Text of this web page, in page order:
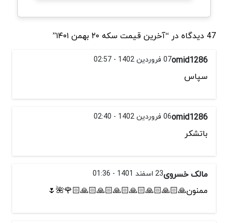
47 دیدگاه در “آخرین قیمت سکه ۲۰ بهمن ۱۴۰۱”
omid128607 فروردین 1402 - 02:57
سپاس
omid128606 فروردین 1402 - 02:40
باتشکر
مالک خسروی23 اسفند 1401 - 01:36
ممنون🙏🏻🙏🏻🙏🏻🙏🏻🙏🏻🙏🏻🙏🏻🌹🌺🌷